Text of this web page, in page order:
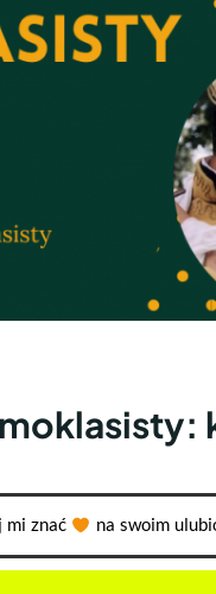
mi znać na swoim